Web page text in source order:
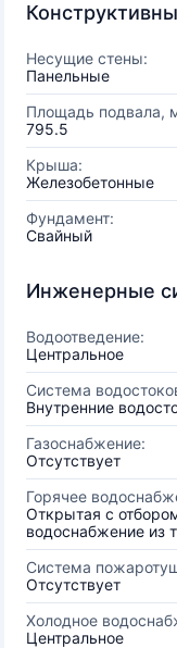
Несущие стены:
Панельные
Площадь подвала,
795.5
Крыша:
Железобетонные
Фундамент:
Свайный
Инженерные
Водоотведение:
Центральное
Система
Внутренние
Газоснабжение:
Отсутствует
Горячее
Открытая с
водоснабжение из
Система
Отсутствует
Холодное
Центральное